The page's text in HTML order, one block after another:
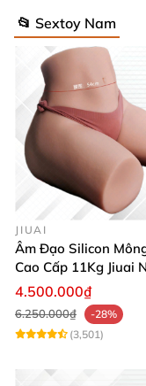
📂 Sextoy Nam
JIUAI
Âm Đạo Silicon
Cao Cấp 11Kg Jiuai
Bản Thật Như
4.500.000₫
6.250.000₫
-28%
(3,501)